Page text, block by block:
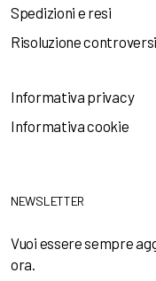
Spedizioni e resi
Risoluzione
Informativa privacy
Informativa cookie
NEWSLETTER
Vuoi essere sempre
ora.